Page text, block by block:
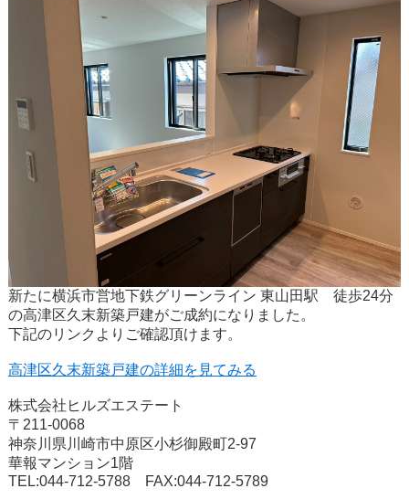
新たに横浜市営地下鉄グリーンライン 東山田駅 徒歩24分
の高津区久末新築戸建がご成約になりました。
下記のリンクよりご確認頂けます。
高津区久末新築戸建の詳細を見てみる
株式会社ヒルズエステート
〒211-0068
神奈川県川崎市中原区小杉御殿町2-97
華報マンション1階
TEL:044-712-5788 FAX:044-712-5789